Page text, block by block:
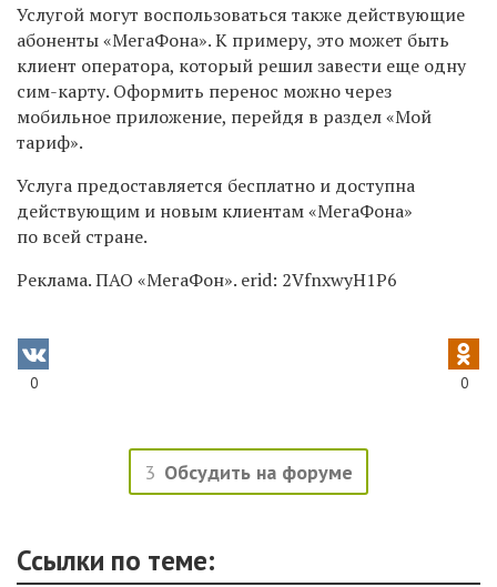
Услугой могут воспользоваться также действующие
абоненты «МегаФона». К примеру, это может быть
клиент оператора, который решил завести еще одну
сим-карту. Оформить перенос можно через
мобильное приложение, перейдя в раздел «Мой
тариф».
Услуга предоставляется бесплатно и доступна
действующим и новым клиентам «МегаФона»
по всей стране.
Реклама. ПАО «МегаФон». erid: 2VfnxwyH1P6
0 0
3 Обсудить на форуме
Ссылки по теме: